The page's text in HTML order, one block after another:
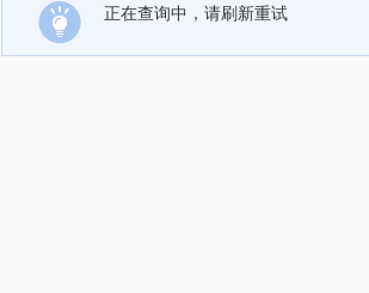
正在查询中，请刷新重试